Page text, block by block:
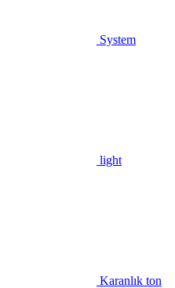
System
light
Karanlık ton